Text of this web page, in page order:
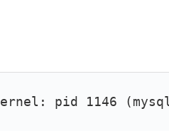
pid 1146